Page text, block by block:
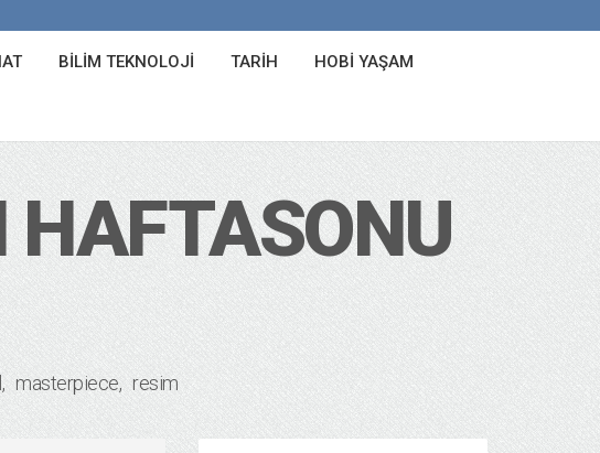
BILIM TEKNOLOJI TARIH HOBI YAŞAM
masterpiece resim